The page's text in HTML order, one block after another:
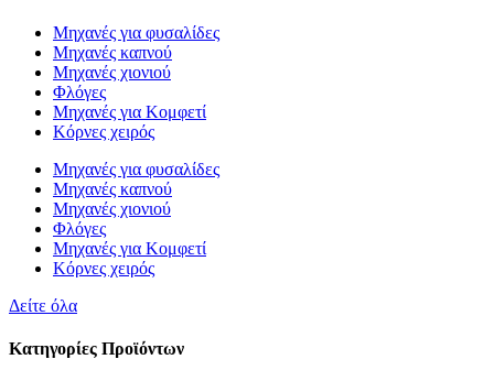
Μηχανές για φυσαλίδες
Μηχανές καπνού
Μηχανές χιονιού
Φλόγες
Μηχανές για Κομφετί
Κόρνες χειρός
Μηχανές για φυσαλίδες
Μηχανές καπνού
Μηχανές χιονιού
Φλόγες
Μηχανές για Κομφετί
Κόρνες χειρός
Δείτε όλα
Κατηγορίες Προϊόντων